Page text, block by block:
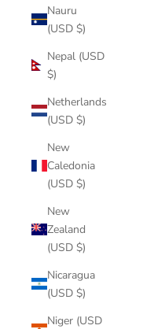
Nauru
(USD $)
Nepal (USD
$)
Netherlands
(USD $)
New
Caledonia
(USD $)
New
Zealand
(USD $)
Nicaragua
(USD $)
Niger (USD